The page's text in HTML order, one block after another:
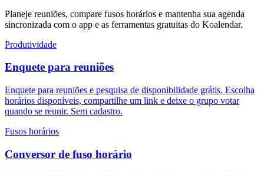
Planeje reuniões, compare fusos horários e mantenha sua agenda
sincronizada com o app e as ferramentas gratuitas do Koalendar.
Produtividade
Enquete para reuniões
Enquete para reuniões e pesquisa de disponibilidade grátis. Escolha
horários disponíveis, compartilhe um link e deixe o grupo votar
quando se reunir. Sem cadastro.
Fusos horários
Conversor de fuso horário